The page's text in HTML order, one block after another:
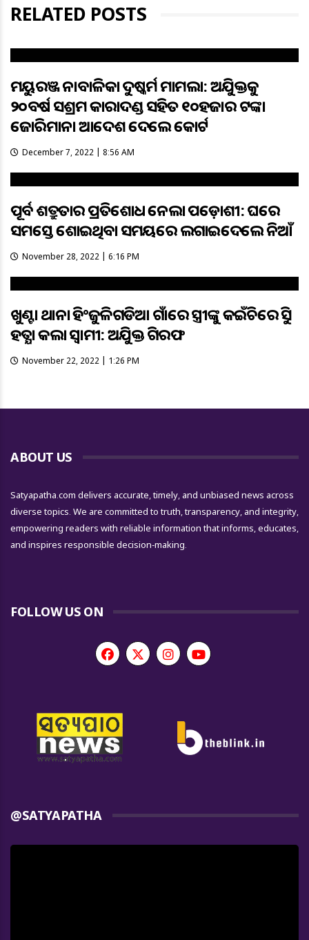
RELATED POSTS
ମୟୁରଭଞ୍ଜ ନାବାଳିକା ଦୁଷ୍କର୍ମ ମାମଲା: ଅଭିଯୁକ୍ତକୁ
୨୦ବର୍ଷ ସଶ୍ରମ କାରାଦଣ୍ଡ ସହିତ ୧୦ହଜାର ଟଙ୍କା
ଜୋରିମାନା ଆଦେଶ ଦେଲେ କୋର୍ଟ
December 7, 2022 | 8:56 AM
ପୂର୍ବ ଶତ୍ରୁତାର ପ୍ରତିଶୋଧ ନେଲା ପଡ଼ୋଶୀ: ଘରେ
ସମସ୍ତେ ଶୋଇଥିବା ସମୟରେ ଲଗାଇଦେଲେ ନିଆଁ
November 28, 2022 | 6:16 PM
ଖୁଣ୍ଟା ଥାନା ହିଂଜୁଳିଗଡିଆ ଗାଁରେ ସ୍ତ୍ରୀଙ୍କୁ କଇଁଚିରେ ଭୁସି
ହତ୍ଯା କଲା ସ୍ବାମୀ: ଅଭିଯୁକ୍ତ ଗିରଫ
November 22, 2022 | 1:26 PM
ABOUT US
Satyapatha.com delivers accurate, timely, and unbiased news across
diverse topics. We are committed to truth, transparency, and integrity,
empowering readers with reliable information that informs, educates,
and inspires responsible decision-making.
FOLLOW US ON
@SATYAPATHA